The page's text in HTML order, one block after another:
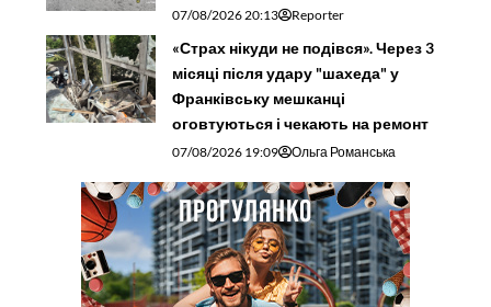
07/08/2026 20:13 Reporter
«Страх нікуди не подівся». Через 3
місяці після удару "шахеда" у
Франківську мешканці
оговтуються і чекають на ремонт
07/08/2026 19:09 Ольга Романська